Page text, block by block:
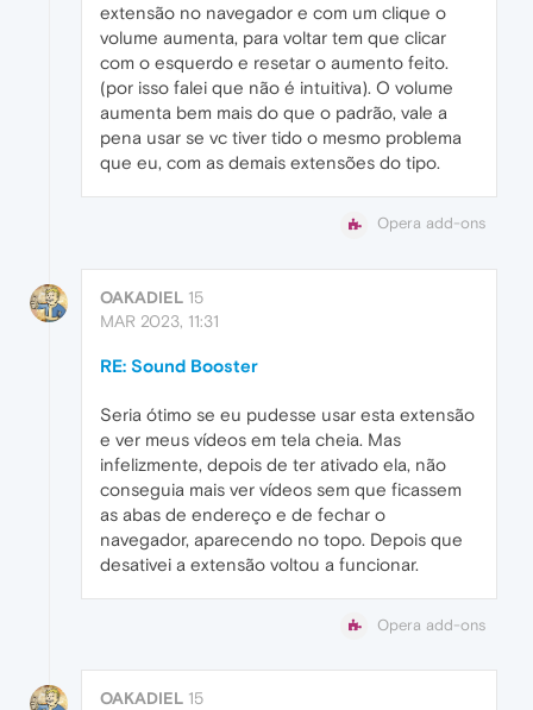
extensão no navegador e com um clique o
volume aumenta, para voltar tem que clicar
com o esquerdo e resetar o aumento feito.
(por isso falei que não é intuitiva). O volume
aumenta bem mais do que o padrão, vale a
pena usar se vc tiver tido o mesmo problema
que eu, com as demais extensões do tipo.
Opera add-ons
OAKADIEL 15
MAR 2023, 11:31
RE: Sound Booster
Seria ótimo se eu pudesse usar esta extensão
e ver meus vídeos em tela cheia. Mas
infelizmente, depois de ter ativado ela, não
conseguia mais ver vídeos sem que ficassem
as abas de endereço e de fechar o
navegador, aparecendo no topo. Depois que
desativei a extensão voltou a funcionar.
Opera add-ons
OAKADIEL 15